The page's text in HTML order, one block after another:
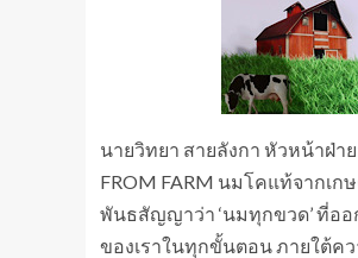
นายวิทยา สายลังกา หัวหน้าฝ่า
FROM FARM นมโคแท้จากเ
พันธสัญญาว่า ‘นมทุกขวด’ ที่อ
ของเราในทุกขั้นตอน ภายใต้ค